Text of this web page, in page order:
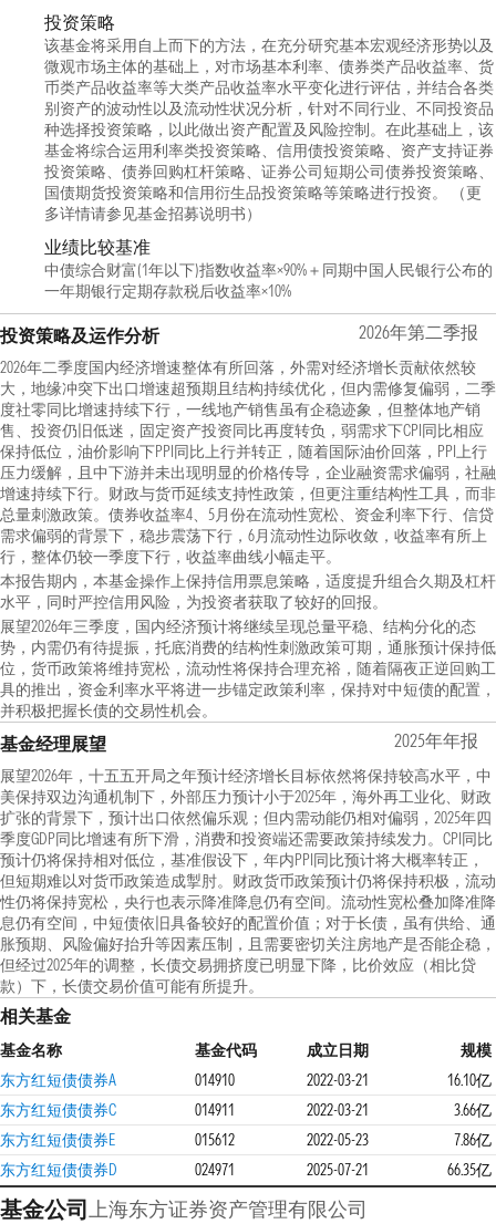
投资策略
该基金将采用自上而下的方法，在充分研究基本宏观经济形势以及
微观市场主体的基础上，对市场基本利率、债券类产品收益率、货
币类产品收益率等大类产品收益率水平变化进行评估，并结合各类
别资产的波动性以及流动性状况分析，针对不同行业、不同投资品
种选择投资策略，以此做出资产配置及风险控制。在此基础上，该
基金将综合运用利率类投资策略、信用债投资策略、资产支持证券
投资策略、债券回购杠杆策略、证券公司短期公司债券投资策略、
国债期货投资策略和信用衍生品投资策略等策略进行投资。 （更
多详情请参见基金招募说明书）
业绩比较基准
中债综合财富(1年以下)指数收益率×90%＋同期中国人民银行公布的
一年期银行定期存款税后收益率×10%
投资策略及运作分析 2026年第二季报
2026年二季度国内经济增速整体有所回落，外需对经济增长贡献依然较
大，地缘冲突下出口增速超预期且结构持续优化，但内需修复偏弱，二季
度社零同比增速持续下行，一线地产销售虽有企稳迹象，但整体地产销
售、投资仍旧低迷，固定资产投资同比再度转负，弱需求下CPI同比相应
保持低位，油价影响下PPI同比上行并转正，随着国际油价回落，PPI上行
压力缓解，且中下游并未出现明显的价格传导，企业融资需求偏弱，社融
增速持续下行。财政与货币延续支持性政策，但更注重结构性工具，而非
总量刺激政策。债券收益率4、5月份在流动性宽松、资金利率下行、信贷
需求偏弱的背景下，稳步震荡下行，6月流动性边际收敛，收益率有所上
行，整体仍较一季度下行，收益率曲线小幅走平。
本报告期内，本基金操作上保持信用票息策略，适度提升组合久期及杠杆
水平，同时严控信用风险，为投资者获取了较好的回报。
展望2026年三季度，国内经济预计将继续呈现总量平稳、结构分化的态
势，内需仍有待提振，托底消费的结构性刺激政策可期，通胀预计保持低
位，货币政策将维持宽松，流动性将保持合理充裕，随着隔夜正逆回购工
具的推出，资金利率水平将进一步锚定政策利率，保持对中短债的配置，
并积极把握长债的交易性机会。
基金经理展望 2025年年报
展望2026年，十五五开局之年预计经济增长目标依然将保持较高水平，中
美保持双边沟通机制下，外部压力预计小于2025年，海外再工业化、财政
扩张的背景下，预计出口依然偏乐观；但内需动能仍相对偏弱，2025年四
季度GDP同比增速有所下滑，消费和投资端还需要政策持续发力。CPI同比
预计仍将保持相对低位，基准假设下，年内PPI同比预计将大概率转正，
但短期难以对货币政策造成掣肘。财政货币政策预计仍将保持积极，流动
性仍将保持宽松，央行也表示降准降息仍有空间。流动性宽松叠加降准降
息仍有空间，中短债依旧具备较好的配置价值；对于长债，虽有供给、通
胀预期、风险偏好抬升等因素压制，且需要密切关注房地产是否能企稳，
但经过2025年的调整，长债交易拥挤度已明显下降，比价效应（相比贷
款）下，长债交易价值可能有所提升。
相关基金
基金名称 基金代码 成立日期
规模
东方红短债债券A
014910 2022-03-21
16.10亿
东方红短债债券C
014911 2022-03-21
3.66亿
东方红短债债券E
015612 2022-05-23
7.86亿
东方红短债债券D
024971 2025-07-21 66.35亿
基金公司上海东方证券资产管理有限公司